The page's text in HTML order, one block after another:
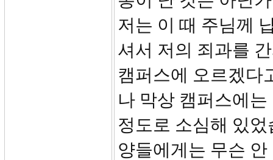
저는 이 때 주님께
셔서 저의 죄과를
캠퍼스에 오르겠다
나 막상 캠퍼스에
정도로 소심해 있
양들에게는 무슨